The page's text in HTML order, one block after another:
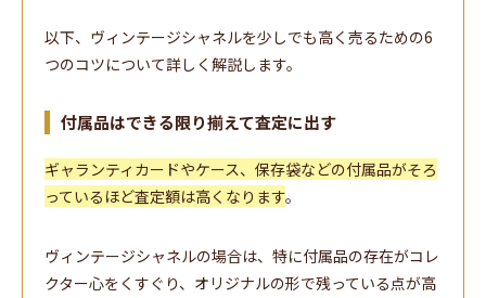
以下、ヴィンテージシャネルを少しでも高く売るための6
つのコツについて詳しく解説します。
付属品はできる限り揃えて査定に出す
ギャランティカードやケース、保存袋などの付属品がそろ
っているほど査定額は高くなります。
ヴィンテージシャネルの場合は、特に付属品の存在がコレ
クター心をくすぐり、オリジナルの形で残っている点が高